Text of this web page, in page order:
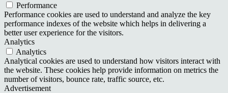
Performance
Performance cookies are used to understand and analyze the key
performance indexes of the website which helps in delivering a
better user experience for the visitors.
Analytics
Analytics
Analytical cookies are used to understand how visitors interact with
the website. These cookies help provide information on metrics the
number of visitors, bounce rate, traffic source, etc.
Advertisement